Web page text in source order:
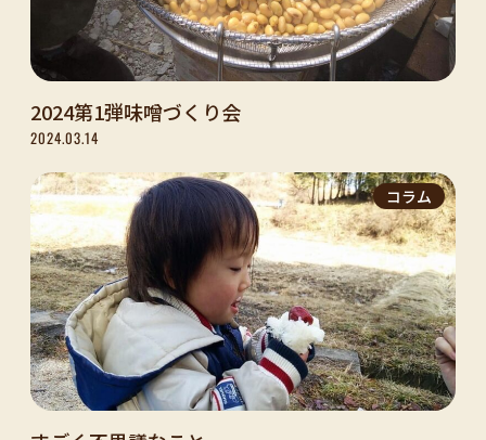
2024第1弾味噌づくり会
2024.03.14
コラム